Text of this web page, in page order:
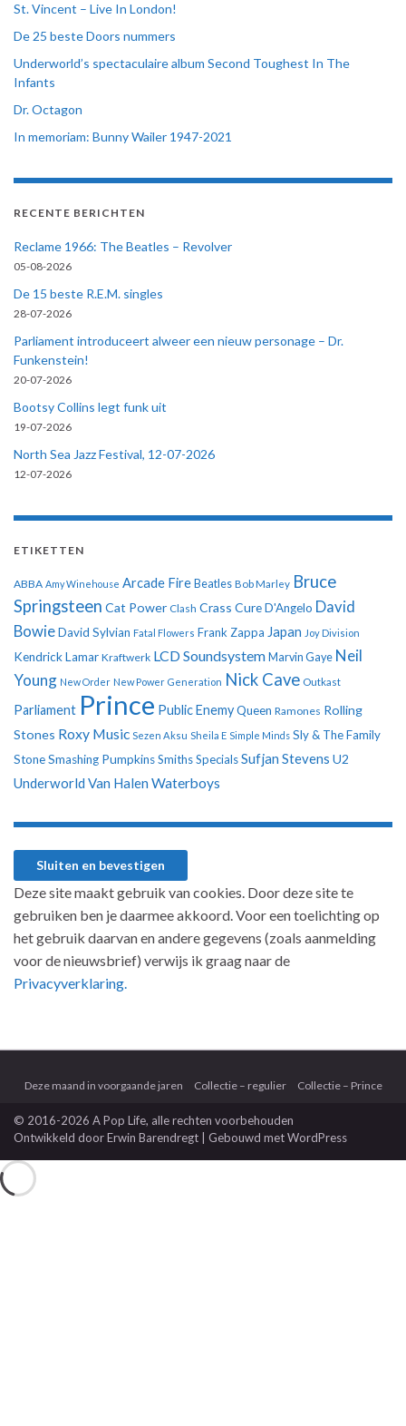
St. Vincent – Live In London!
De 25 beste Doors nummers
Underworld’s spectaculaire album Second Toughest In The
Infants
Dr. Octagon
In memoriam: Bunny Wailer 1947-2021
RECENTE BERICHTEN
Reclame 1966: The Beatles – Revolver
05-08-2026
De 15 beste R.E.M. singles
28-07-2026
Parliament introduceert alweer een nieuw personage – Dr.
Funkenstein!
20-07-2026
Bootsy Collins legt funk uit
19-07-2026
North Sea Jazz Festival, 12-07-2026
12-07-2026
ETIKETTEN
ABBA Amy Winehouse Arcade Fire Beatles Bob Marley Bruce
Springsteen Cat Power Clash Crass CureD'Angelo David
BowieDavid Sylvian Fatal Flowers Frank Zappa Japan Joy Division
Kendrick Lamar Kraftwerk LCD Soundsystem Marvin Gaye Neil
Young New Order New Power Generation Nick Cave Outkast
Parliament Prince Public EnemyQueen Ramones Rolling
Stones Roxy Music Sezen Aksu Sheila E Simple Minds Sly & The Family
StoneSmashing PumpkinsSmithsSpecialsSufjan Stevens U2
Underworld Van Halen Waterboys
Deze site maakt gebruik van cookies. Door deze site te
gebruiken ben je daarmee akkoord. Voor een toelichting op
het gebruik daarvan en andere gegevens (zoals aanmelding
voor de nieuwsbrief) verwijs ik graag naar de
Privacyverklaring.
Deze maand in voorgaande jaren Collectie – regulier Collectie – Prince
© 2016-2026 A Pop Life, alle rechten voorbehouden
Ontwikkeld doorErwin Barendregt | Gebouwd metWordPress